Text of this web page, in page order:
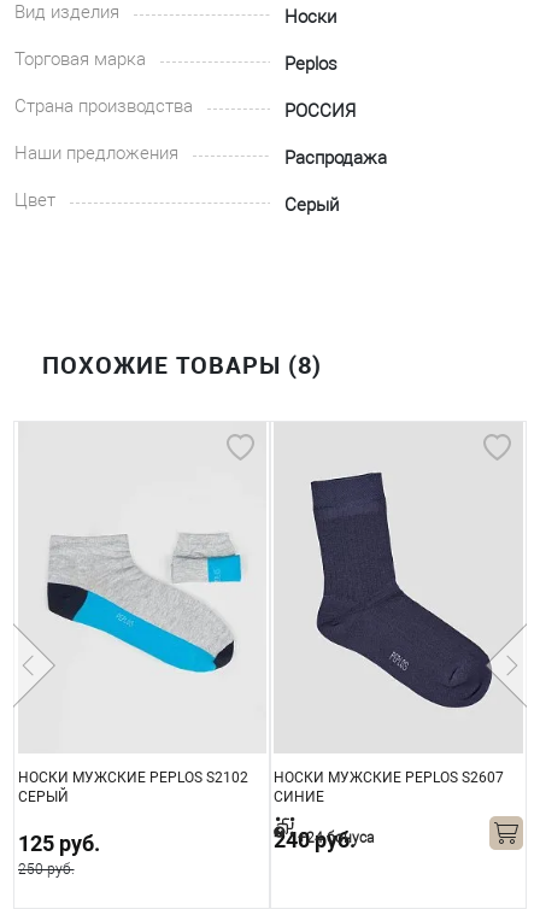
Вид изделия
Носки
Торговая марка
Peplos
Страна производства
РОССИЯ
Наши предложения
Распродажа
Цвет
Серый
ПОХОЖИЕ ТОВАРЫ (8)
НОСКИ МУЖСКИЕ PEPLOS S2102
СЕРЫЙ
125 руб.
250 руб.
НОСКИ МУЖСКИЕ PEPLOS S2607
СИНИЕ
240 руб.
+24 бонуса